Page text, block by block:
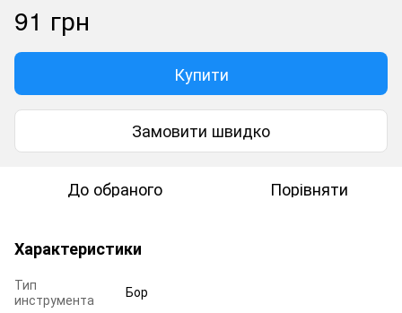
91 грн
Купити
Замовити швидко
До обраного Порівняти
Характеристики
Тип
инструмента
Бор